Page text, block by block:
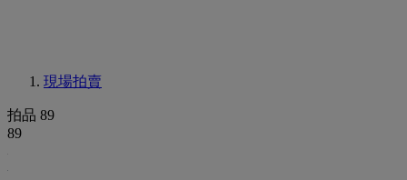
現場拍賣
拍品 89
89